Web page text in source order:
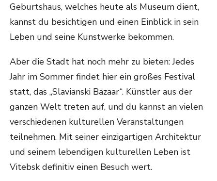
Geburtshaus, welches heute als Museum dient,
kannst du besichtigen und einen Einblick in sein
Leben und seine Kunstwerke bekommen.
Aber die Stadt hat noch mehr zu bieten: Jedes
Jahr im Sommer findet hier ein großes Festival
statt, das „Slavianski Bazaar“. Künstler aus der
ganzen Welt treten auf, und du kannst an vielen
verschiedenen kulturellen Veranstaltungen
teilnehmen. Mit seiner einzigartigen Architektur
und seinem lebendigen kulturellen Leben ist
Vitebsk definitiv einen Besuch wert.